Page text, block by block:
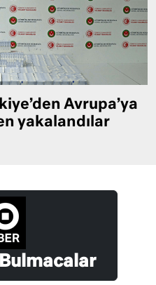
Avrupa’ya
yakalandılar